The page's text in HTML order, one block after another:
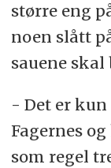
større eng
noen slått
sauene skal
- Det er
Fagernes
som regel